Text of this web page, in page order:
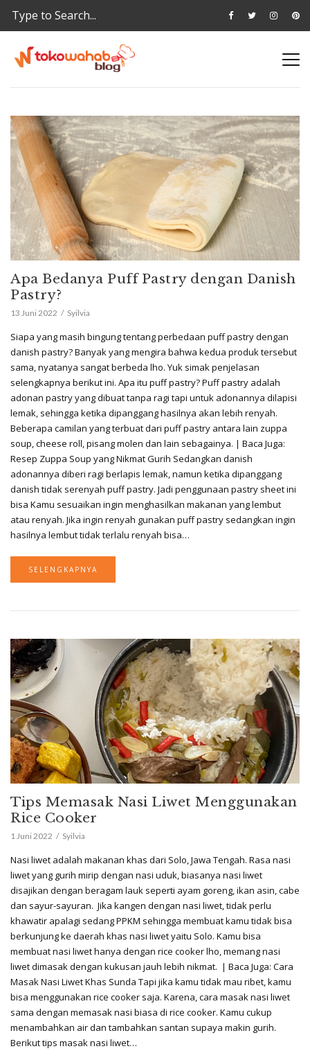
Apa Bedanya Puff Pastry dengan Danish
Pastry?
13 Juni 2022 Syilvia
Siapa yang masih bingung tentang perbedaan puff pastry dengan
danish pastry? Banyak yang mengira bahwa kedua produk tersebut
sama, nyatanya sangat berbeda lho. Yuk simak penjelasan
selengkapnya berikut ini. Apa itu puff pastry? Puff pastry adalah
adonan pastry yang dibuat tanpa ragi tapi untuk adonannya dilapisi
lemak, sehingga ketika dipanggang hasilnya akan lebih renyah.
Beberapa camilan yang terbuat dari puff pastry antara lain zuppa
soup, cheese roll, pisang molen dan lain sebagainya. | Baca Juga:
Resep Zuppa Soup yang Nikmat Gurih Sedangkan danish
adonannya diberi ragi berlapis lemak, namun ketika dipanggang
danish tidak serenyah puff pastry. Jadi penggunaan pastry sheet ini
bisa Kamu sesuaikan ingin menghasilkan makanan yang lembut
atau renyah. Jika ingin renyah gunakan puff pastry sedangkan ingin
hasilnya lembut tidak terlalu renyah bisa…
SELENGKAPNYA
Tips Memasak Nasi Liwet Menggunakan
Rice Cooker
1 Juni 2022 Syilvia
Nasi liwet adalah makanan khas dari Solo, Jawa Tengah. Rasa nasi
liwet yang gurih mirip dengan nasi uduk, biasanya nasi liwet
disajikan dengan beragam lauk seperti ayam goreng, ikan asin, cabe
dan sayur-sayuran. Jika kangen dengan nasi liwet, tidak perlu
khawatir apalagi sedang PPKM sehingga membuat kamu tidak bisa
berkunjung ke daerah khas nasi liwet yaitu Solo. Kamu bisa
membuat nasi liwet hanya dengan rice cooker lho, memang nasi
liwet dimasak dengan kukusan jauh lebih nikmat. | Baca Juga: Cara
Masak Nasi Liwet Khas Sunda Tapi jika kamu tidak mau ribet, kamu
bisa menggunakan rice cooker saja. Karena, cara masak nasi liwet
sama dengan memasak nasi biasa di rice cooker. Kamu cukup
menambahkan air dan tambahkan santan supaya makin gurih.
Berikut tips masak nasi liwet…